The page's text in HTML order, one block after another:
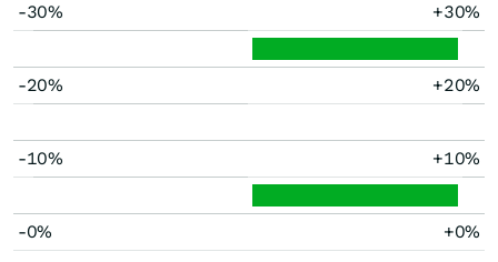
-30% +30%
-20% +20%
-10% +10%
-0% +0%